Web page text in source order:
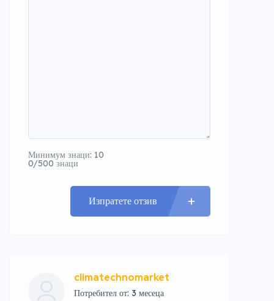
Минимум знаци: 10
0/500 знаци
Изпратете отзив
climatechnomarket
Потребител от: 3 месеца